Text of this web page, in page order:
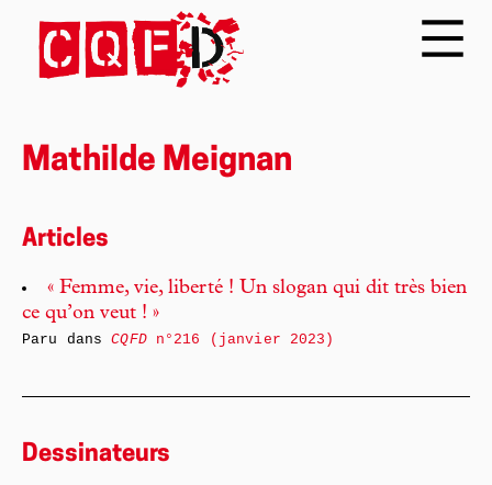
Mathilde Meignan
Articles
« Femme, vie, liberté ! Un slogan qui dit très bien
ce qu’on veut ! »
Paru dansCQFDn°216 (janvier 2023)
Dessinateurs